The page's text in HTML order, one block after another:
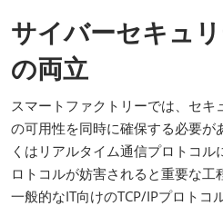
サイバーセキュ
の両立
スマートファクトリーでは、セキ
の可用性を同時に確保する必要が
くはリアルタイム通信プロトコ
ロトコルが妨害されると重要な工
一般的なIT向けのTCP/IPプロトコ